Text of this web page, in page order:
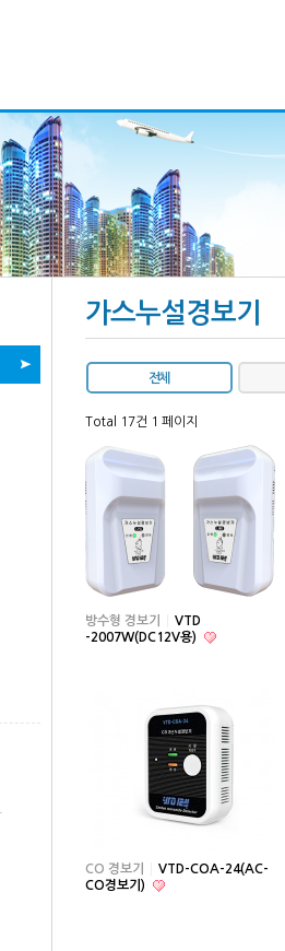
가스누설경보기
전체
Total 17건 1 페이지
방수형 경보기
VTD
-2007W(DC12V용)
CO 경보기
VTD-COA-24(AC-
CO경보기)